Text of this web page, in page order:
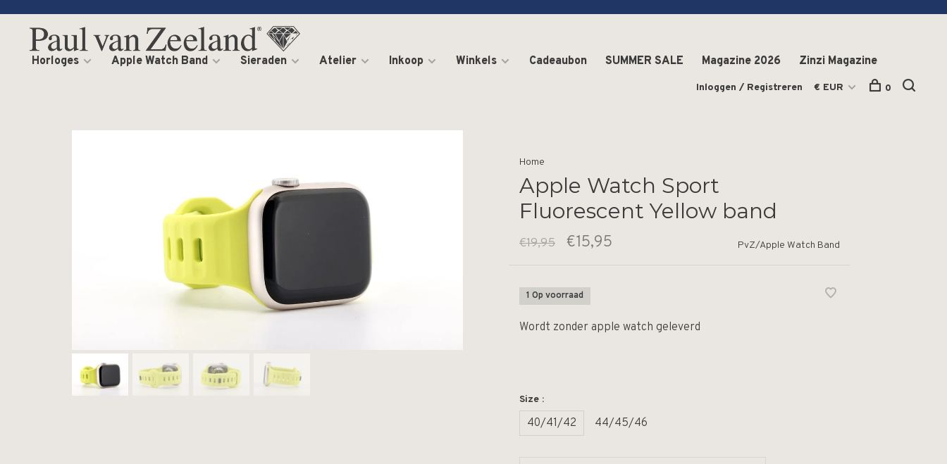
Horloges Apple Watch Band Sieraden Atelier Inkoop Winkels Cadeaubon SUMMER SALE Magazine 2026 Zinzi Magazine
Inloggen / Registreren € EUR 0
Home
Apple Watch Sport
Fluorescent Yellow band
€19,95 €15,95 PvZ/Apple Watch Band
1 Op voorraad
Wordt zonder apple watch geleverd
Size :
40/41/42 44/45/46